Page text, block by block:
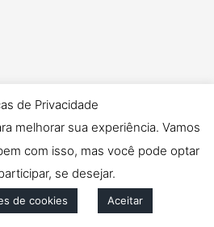
de Privacidade
melhorar sua experiência. Vamos
com isso, mas você pode optar
se desejar.
de cookies Aceitar